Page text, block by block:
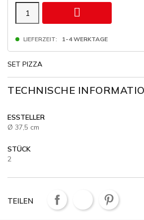

LIEFERZEIT: 1-4 WERKTAGE
SET PIZZA
TECHNISCHE
ESSTELLER
Ø 37,5 cm
STÜCK
2
TEILEN